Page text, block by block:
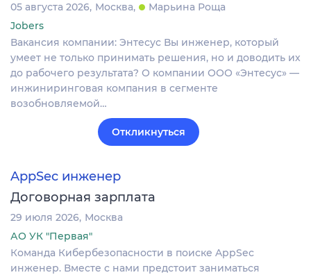
05 августа 2026 Москва
Марьина Роща
Jobers
Вакансия компании: Энтесус Вы инженер, который
умеет не только принимать решения, но и доводить их
до рабочего результата? О компании ООО «Энтесус» —
инжиниринговая компания в сегменте
возобновляемой…
Откликнуться
AppSec инженер
Договорная зарплата
29 июля 2026 Москва
АО УК "Первая"
Команда Кибербезопасности в поиске AppSec
инженер. Вместе с нами предстоит заниматься